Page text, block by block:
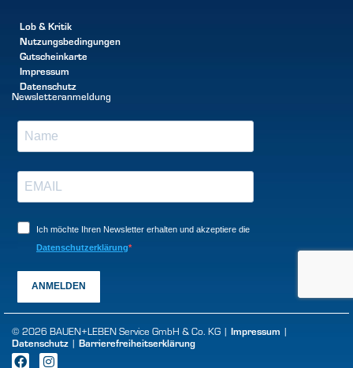
Lob & Kritik
Nutzungsbedingungen
Gutscheinkarte
Impressum
Datenschutz
Newsletteranmeldung
Ich möchte Ihren Newsletter erhalten und akzeptiere die
Datenschutzerklärung
ANMELDEN
© 2026 BAUEN+LEBEN Service GmbH & Co. KG | Impressum |
Datenschutz | Barrierefreiheitserklärung